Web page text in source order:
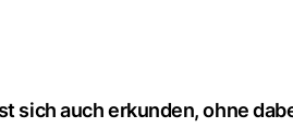
sich auch erkunden, ohne